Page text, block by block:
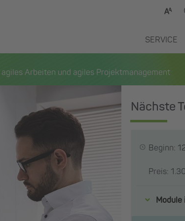
SERVICE
agiles Arbeiten und agiles Projektmanagement
Nächste
Beginn:
Preis:
Module